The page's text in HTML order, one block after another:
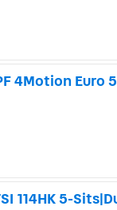
4Motion Euro 5